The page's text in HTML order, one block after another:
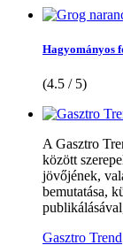
Hagyományos
(4.5 / 5)
A Gasztro
között
jövőjének,
bemutatása,
Gasztro Trend